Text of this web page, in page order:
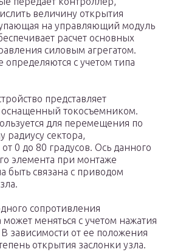
величину открытия
на управляющий модуль
расчет основных
силовым агрегатом.
с учетом типа
представляет
токосъемником.
для перемещения по
радиусу сектора,
0 до 80 градусов. Ось данного
элемента при монтаже
быть связана с приводом
сопротивления
меняться с учетом нажатия
В зависимости от ее положения
открытия заслонки узла.